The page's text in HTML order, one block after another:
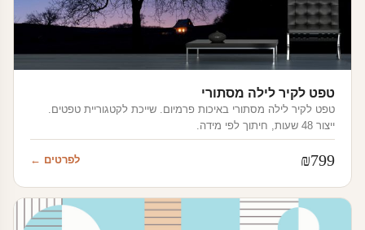
טפט לקיר לילה מסתורי
טפט לקיר לילה מסתורי באיכות פרמיום. שייכת לקטגוריית טפטים.
ייצור 48 שעות, חיתוך לפי מידה.
₪799 לפרטים ←